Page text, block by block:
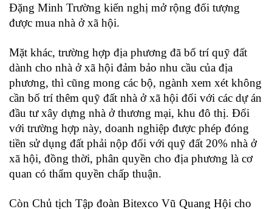
Đặng Minh Trường kiến nghị mở rộng đối tượng
được mua nhà ở xã hội.
Mặt khác, trường hợp địa phương đã bố trí quỹ đất
dành cho nhà ở xã hội đảm bảo nhu cầu của địa
phương, thì cũng mong các bộ, ngành xem xét không
cần bố trí thêm quỹ đất nhà ở xã hội đối với các dự án
đầu tư xây dựng nhà ở thương mại, khu đô thị. Đối
với trường hợp này, doanh nghiệp được phép đóng
tiền sử dụng đất phải nộp đối với quỹ đất 20% nhà ở
xã hội, đồng thời, phân quyền cho địa phương là cơ
quan có thẩm quyền chấp thuận.
Còn Chủ tịch Tập đoàn Bitexco Vũ Quang Hội cho